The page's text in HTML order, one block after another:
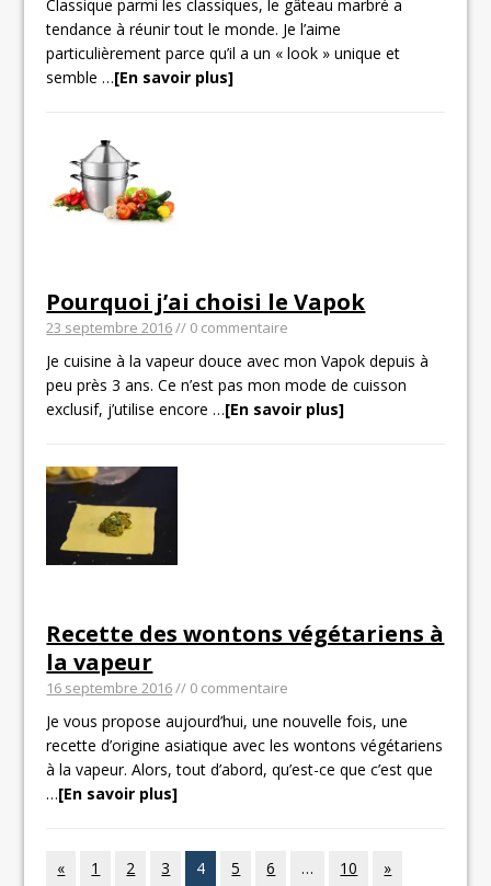
Classique parmi les classiques, le gâteau marbré a
tendance à réunir tout le monde. Je l’aime
particulièrement parce qu’il a un « look » unique et
semble…[En savoir plus]
Pourquoi j’ai choisi le Vapok
23 septembre 2016// 0 commentaire
Je cuisine à la vapeur douce avec mon Vapok depuis à
peu près 3 ans. Ce n’est pas mon mode de cuisson
exclusif, j’utilise encore…[En savoir plus]
Recette des wontons végétariens à
la vapeur
16 septembre 2016// 0 commentaire
Je vous propose aujourd’hui, une nouvelle fois, une
recette d’origine asiatique avec les wontons végétariens
à la vapeur. Alors, tout d’abord, qu’est-ce que c’est que
…[En savoir plus]
« 1 2 3 4 5 6 … 10 »